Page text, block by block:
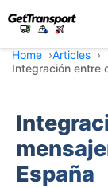
Home
Articles
Integración entre
España